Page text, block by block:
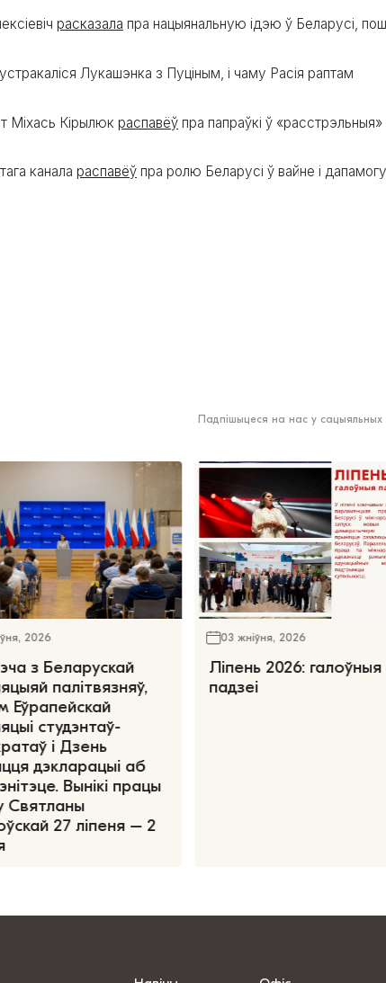
расказала пра нацыянальную ідэю ў Беларусі,
Лукашэнка з Пуціным, і чаму Расія раптам
Міхась Кірылюк распавёў пра папраўкі ў «расстрэльныя»
канала распавёў пра ролю Беларусі ў вайне і дапамогу
Падпішыцеся на нас у
2026
з Беларускай
палітвязняў,
Еўрапейскай
студэнтаў-
і Дзень
дэкларацыі аб
Вынікі працы
Святланы
27 ліпеня – 2
03 жніўня, 2026
Ліпень 2026: галоўныя
падзеі